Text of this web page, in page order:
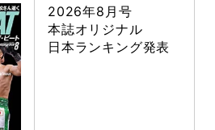
2026年8月号
本誌オリジナル
日本ランキング発表